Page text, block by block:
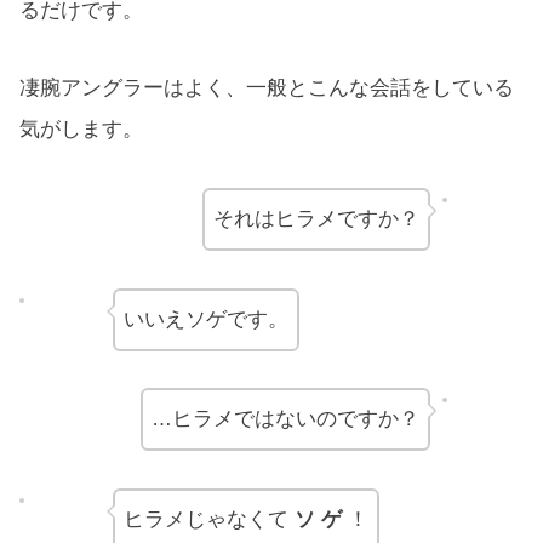
るだけです。
凄腕アングラーはよく、一般とこんな会話をしている
気がします。
それはヒラメですか？
いいえソゲです。
…ヒラメではないのですか？
ヒラメじゃなくて ソ ゲ！